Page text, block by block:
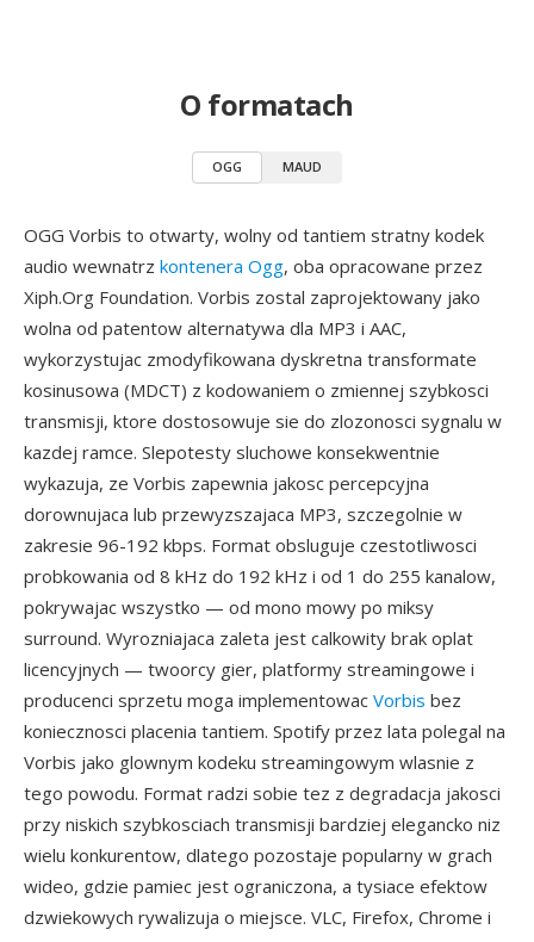
O formatach
OGG MAUD
OGG Vorbis to otwarty, wolny od tantiem stratny kodek
audio wewnatrz kontenera Ogg, oba opracowane przez
Xiph.Org Foundation. Vorbis zostal zaprojektowany jako
wolna od patentow alternatywa dla MP3 i AAC,
wykorzystujac zmodyfikowana dyskretna transformate
kosinusowa (MDCT) z kodowaniem o zmiennej szybkosci
transmisji, ktore dostosowuje sie do zlozonosci sygnalu w
kazdej ramce. Slepotesty sluchowe konsekwentnie
wykazuja, ze Vorbis zapewnia jakosc percepcyjna
dorownujaca lub przewyzszajaca MP3, szczegolnie w
zakresie 96-192 kbps. Format obsluguje czestotliwosci
probkowania od 8 kHz do 192 kHz i od 1 do 255 kanalow,
pokrywajac wszystko — od mono mowy po miksy
surround. Wyrozniajaca zaleta jest calkowity brak oplat
licencyjnych — twoorcy gier, platformy streamingowe i
producenci sprzetu moga implementowac Vorbis bez
koniecznosci placenia tantiem. Spotify przez lata polegal na
Vorbis jako glownym kodeku streamingowym wlasnie z
tego powodu. Format radzi sobie tez z degradacja jakosci
przy niskich szybkosciach transmisji bardziej elegancko niz
wielu konkurentow, dlatego pozostaje popularny w grach
wideo, gdzie pamiec jest ograniczona, a tysiace efektow
dzwiekowych rywalizuja o miejsce. VLC, Firefox, Chrome i